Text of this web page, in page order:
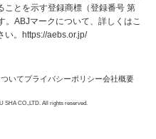
ことを示す登録商標（登録番号 第
。ABJマークについて、詳しくはこ
。 https://aebs.or.jp/
いてプライバシーポリシー会社概要
SHA CO.,LTD. All rights reserved.